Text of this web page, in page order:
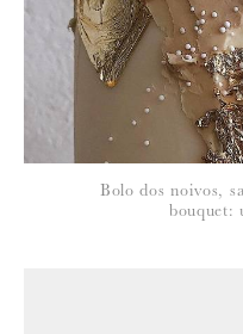
29 de Setembro de 2011
TERESA VILA VERDE
Que lindas cores e que lindo
Bolo dos noivos,
bouquet: